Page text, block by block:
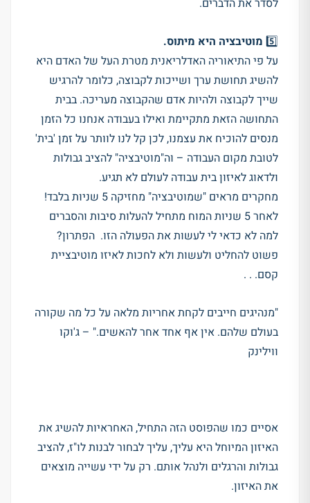
5️⃣ מוטיבציה היא מיתוס.
על פי התיאוריה האדלריאנית מטרת העל של האדם היא
להשיג תחושת ערך ושייכות לקבוצה, כלומר להרגיש
שייך לקבוצה ולהיות אדם שהקבוצה מעריכה. בבית
התחושה הזאת מתקיימת ואילו בעבודה אנחנו כל הזמן
מנסים להוכיח את עצמנו, לכן קל לנו לוותר על זמן 'בית'
לטובת מקום העבודה – וה"מוטיבציה" להציב גבולות
ולדאוג לאיזון בית עבודה לעולם לא תגיע.
מחקרים מראים "שמוטיבציה" מחזיקה 5 שניות בלבד!
לאחר 5 שניות המוח מתחיל להעלות סיבות והסברים
למה לא כדאי לי לעשות את הפעולה הזו. הפתרון?
פשוט להחליט ולעשות ולא לחכות לאיזו מוטיבציית
קסם. . .
"מנהיגים חייבים לקחת אחריות מלאה על כל מה שקורה
בעולם שלהם. אין אף אחד אחר להאשים." – ג'וקו
ווילינק
אסיים כמו שהפוסט הזה התחיל, האחראיות להשיג את
האיזון המיוחל היא עליך, עליך לבחור לבנות לו"ז, להציב
גבולות והרגלים ולנהל אותם. רק על ידי עשייה מוצאים
את האיזון.